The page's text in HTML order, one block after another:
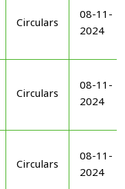
Circulars
08-11-
2024
Circulars
08-11-
2024
Circulars
08-11-
2024